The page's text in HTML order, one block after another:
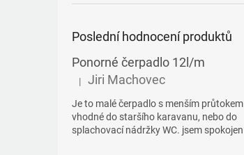
Poslední hodnocení produktů
Ponorné čerpadlo 12l/m
Hodnocení produktu je 5 z 5 hvězdiček.
| Jiri Machovec
Je to malé čerpadlo s menším průtokem
vhodné do staršího karavanu, nebo do
splachovací nádržky WC. jsem spokojen